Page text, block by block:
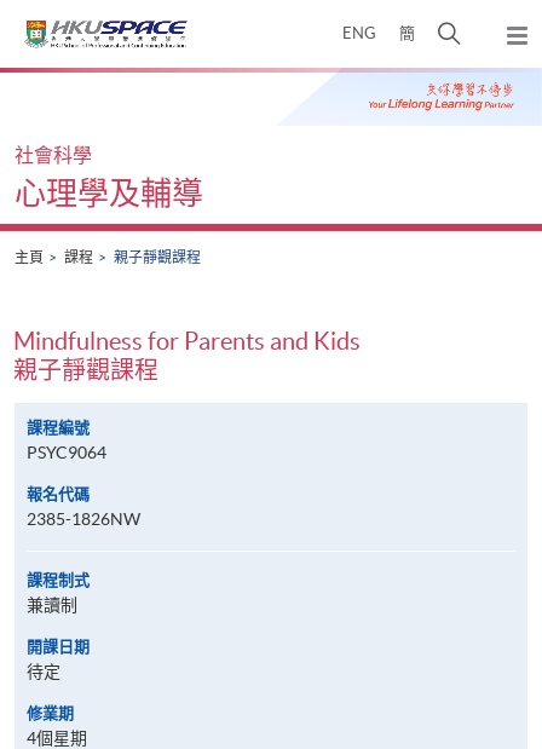
ENG 簡
開
搜
尋
彈
出
主
Main
社會科學
心理學及輔導
主頁 課程 親子靜觀課程
Mindfulness for Parents and Kids
親子靜觀課程
課程編號
PSYC9064
報名代碼
2385-1826NW
課程制式
兼讀制
開課日期
待定
修業期
4個星期